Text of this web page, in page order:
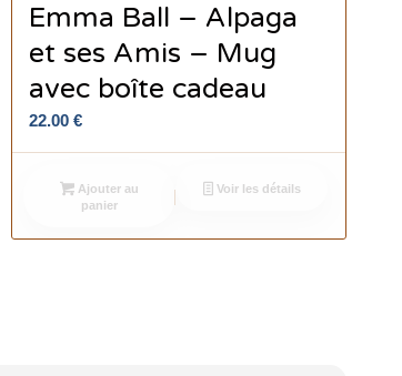
Emma Ball – Alpaga
et ses Amis – Mug
avec boîte cadeau
22.00€
Ajouter au
panier
Voir les détails